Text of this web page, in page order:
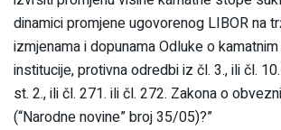
dinamici promjene ugovorenog LIBOR na
izmjenama i dopunama Odluke o
institucije, protivna odredbi iz čl. 3., ili čl.
st. 2., ili čl. 271. ili čl. 272. Zakona o
(“Narodne novine” broj 35/05)?”